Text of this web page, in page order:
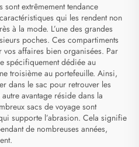
sont extrêmement tendance
qui les rendent non
à la mode. L’une des grandes
poches. Ces compartiments
affaires bien organisées. Par
spécifiquement dédiée au
troisième au portefeuille. Ainsi,
dans le sac pour retrouver les
avantage réside dans la
sacs de voyage sont
supporte l’abrasion. Cela signifie
de nombreuses années,